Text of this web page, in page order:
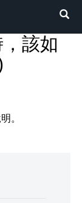
該如
。